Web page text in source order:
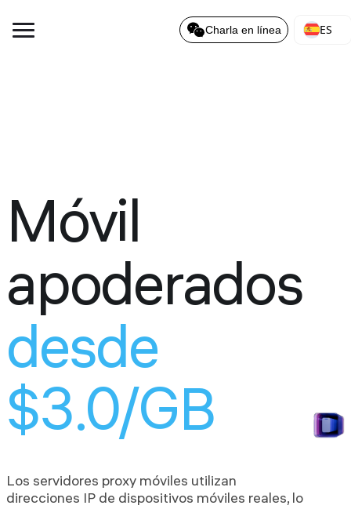
Charla en línea ES
Móvil
apoderados
desde
$3.0/GB
Los servidores proxy móviles utilizan
direcciones IP de dispositivos móviles reales, lo